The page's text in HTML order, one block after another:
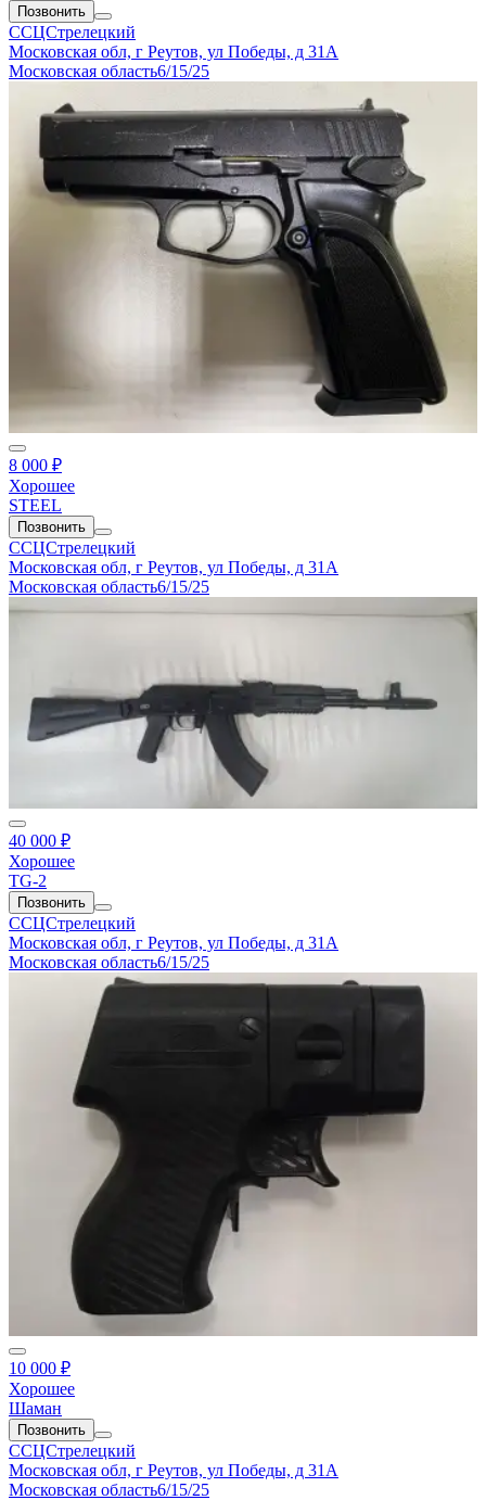
Позвонить
ССЦСтрелецкий
Московская обл, г Реутов, ул Победы, д 31А
Московская область6/15/25
8 000 ₽
Хорошее
STEEL
Позвонить
ССЦСтрелецкий
Московская обл, г Реутов, ул Победы, д 31А
Московская область6/15/25
40 000 ₽
Хорошее
TG-2
Позвонить
ССЦСтрелецкий
Московская обл, г Реутов, ул Победы, д 31А
Московская область6/15/25
10 000 ₽
Хорошее
Шаман
Позвонить
ССЦСтрелецкий
Московская обл, г Реутов, ул Победы, д 31А
Московская область6/15/25